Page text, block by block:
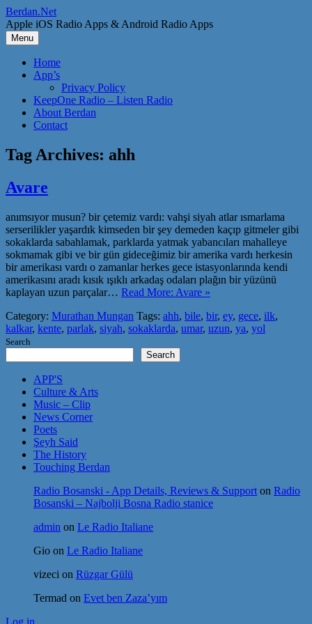
Skip
to
content
Berdan.Net
Apple iOS Radio Apps & Android Radio Apps
Menu
Home
App’s
Privacy Policy
KeepOne Radio – Listen Radio
About Berdan
Contact
Tag Archives: ahh
Avare
anımsıyor musun? bir çetemiz vardı: vahşi siyah atlar ısmarlama
serserilikler yaşardık kimseden bir şey demeden kaçıp gitmeler gibi
sokaklarda sabahlamak, parklarda yatmak yabancıları mahalleye
sokmamak gibi ve bir gün gideceğimiz bir amerika vardı herkesin
bir amerikası vardı o zamanlar herkes gece istasyonlarında kendi
amerikasını aradı kısık ışıklı arkadaş odaları plağın bir yüzünü
kaplayan uzun parçalar… Read More: Avare »
Category: Murathan Mungan Tags: ahh, bile, bir, ey, gece, ilk,
kalkar, kente, parlak, siyah, sokaklarda, umar, uzun, ya, yol
Search
Search
APP'S
Culture & Arts
Music – Clip
News Corner
Poets
Şeyh Said
The History
Touching Berdan
Radio Bosanski - App Details, Reviews & Support on Radio
Bosanski – Najbolji Bosna Radio stanice
admin on Le Radio Italiane
Gio on Le Radio Italiane
vizeci on Rüzgar Gülü
Termad on Evet ben Zaza’yım
Log in